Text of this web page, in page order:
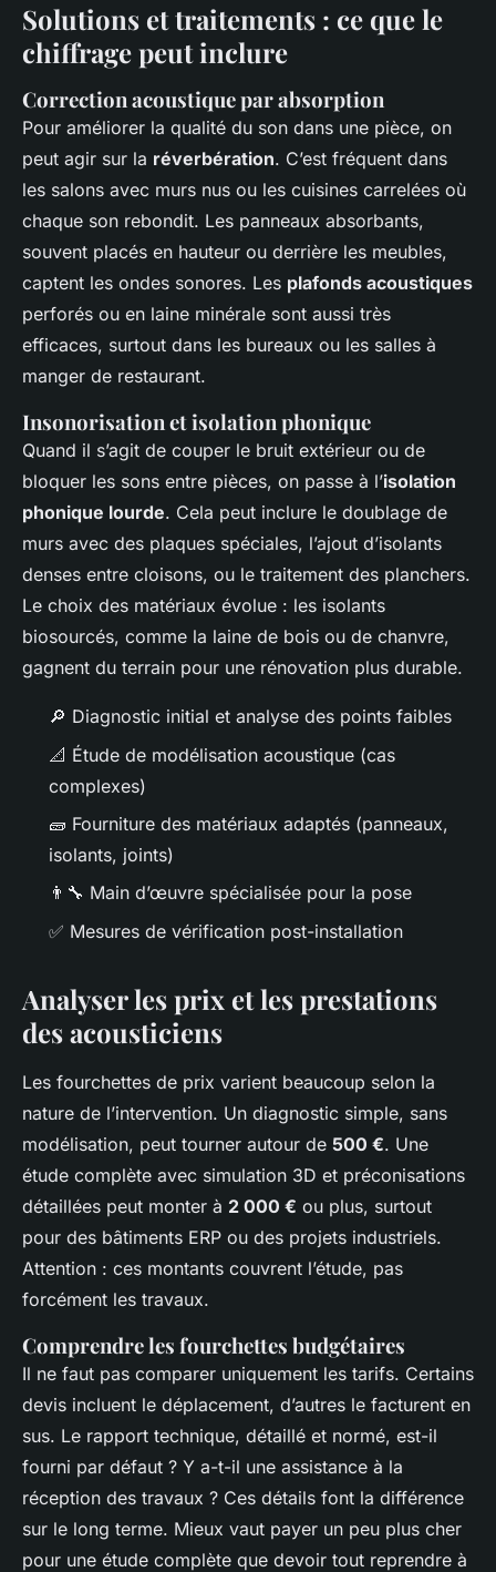
Solutions et traitements : ce que le
chiffrage peut inclure
Correction acoustique par absorption
Pour améliorer la qualité du son dans une pièce, on
peut agir sur la réverbération. C’est fréquent dans
les salons avec murs nus ou les cuisines carrelées où
chaque son rebondit. Les panneaux absorbants,
souvent placés en hauteur ou derrière les meubles,
captent les ondes sonores. Les plafonds acoustiques
perforés ou en laine minérale sont aussi très
efficaces, surtout dans les bureaux ou les salles à
manger de restaurant.
Insonorisation et isolation phonique
Quand il s’agit de couper le bruit extérieur ou de
bloquer les sons entre pièces, on passe à l’isolation
phonique lourde. Cela peut inclure le doublage de
murs avec des plaques spéciales, l’ajout d’isolants
denses entre cloisons, ou le traitement des planchers.
Le choix des matériaux évolue : les isolants
biosourcés, comme la laine de bois ou de chanvre,
gagnent du terrain pour une rénovation plus durable.
🔎 Diagnostic initial et analyse des points faibles
📐 Étude de modélisation acoustique (cas
complexes)
🧱 Fourniture des matériaux adaptés (panneaux,
isolants, joints)
👨‍🔧 Main d’œuvre spécialisée pour la pose
✅ Mesures de vérification post-installation
Analyser les prix et les prestations
des acousticiens
Les fourchettes de prix varient beaucoup selon la
nature de l’intervention. Un diagnostic simple, sans
modélisation, peut tourner autour de 500 €. Une
étude complète avec simulation 3D et préconisations
détaillées peut monter à 2 000 € ou plus, surtout
pour des bâtiments ERP ou des projets industriels.
Attention : ces montants couvrent l’étude, pas
forcément les travaux.
Comprendre les fourchettes budgétaires
Il ne faut pas comparer uniquement les tarifs. Certains
devis incluent le déplacement, d’autres le facturent en
sus. Le rapport technique, détaillé et normé, est-il
fourni par défaut ? Y a-t-il une assistance à la
réception des travaux ? Ces détails font la différence
sur le long terme. Mieux vaut payer un peu plus cher
pour une étude complète que devoir tout reprendre à